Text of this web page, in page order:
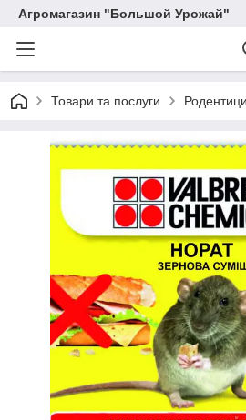
Агромагазин "Большой Урожай"
Товари та послуги